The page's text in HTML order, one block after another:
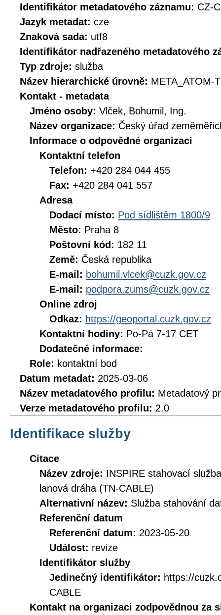
Identifikátor metadatového záznamu: CZ-
Jazyk metadat: cze
Znaková sada: utf8
Identifikátor nadřazeného metadatového
Typ zdroje: služba
Název hierarchické úrovně: META_ATOM-
Kontakt - metadata
Jméno osoby: Vlček, Bohumil, Ing.
Název organizace: Český úřad
Informace o odpovědné organizaci
Kontaktní telefon
Telefon: +420 284 044 455
Fax: +420 284 041 557
Adresa
Dodací místo: Pod sídlištěm 1800/9
Město: Praha 8
Poštovní kód: 182 11
Země: Česká republika
E-mail: bohumil.vlcek@cuzk.gov.cz
E-mail: podpora.zums@cuzk.gov.cz
Online zdroj
Odkaz: https://geoportal.cuzk.gov.cz
Kontaktní hodiny: Po-Pá 7-17 CET
Dodatečné informace:
Role: kontaktní bod
Datum metadat: 2025-03-06
Název metadatového profilu: Metadatový
Verze metadatového profilu: 2.0
Identifikace služby
Citace
Název zdroje: INSPIRE stahovací
lanová dráha (TN-CABLE)
Alternativní název: Služba stahování
Referenční datum
Referenční datum: 2023-05-20
Událost: revize
Identifikátor služby
Jedinečný identifikátor: https://
CABLE
Kontakt na organizaci zodpovědnou za